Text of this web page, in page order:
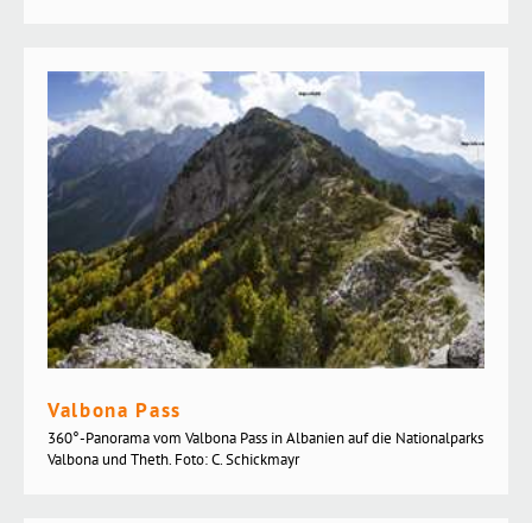
Valbona Pass
360°-Panorama vom Valbona Pass in Albanien auf die Nationalparks
Valbona und Theth. Foto: C. Schickmayr